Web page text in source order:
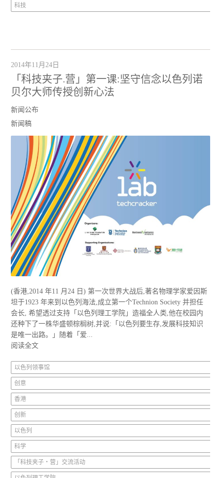
科技
2014年11月24日
「科技夹子.营」第一课:坚守信念以色列诺
贝尔大师传授创新心法
新闻公布
新闻稿
(香港,2014 年11 月24 日) 第一次世界大战后,著名物理学家爱因斯
坦于1923 年来到以色列海法,成立第一个Technion Society 并担任
会长, 希望透过支持「以色列理工学院」造福全人类,他在校园内
还种下了一株华盛顿棕榈树,并说:「以色列要生存,发展科技知识
是唯一出路。」随着「爱...
阅读全文
以色列领事馆
创意
香港
创新
以色列
科学
「科技夹子‧营」交流活动